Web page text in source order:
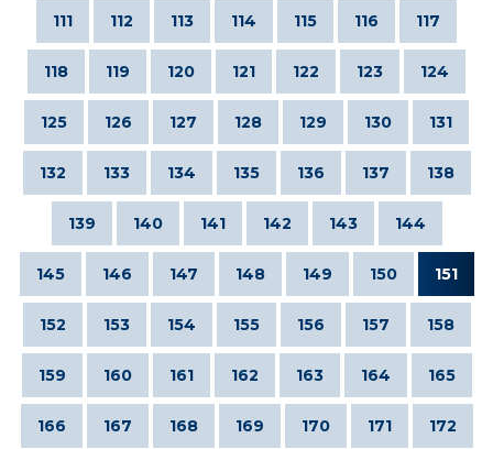
111 112 113 114 115 116 117
118 119 120 121 122 123 124
125 126 127 128 129 130 131
132 133 134 135 136 137 138
139 140 141 142 143 144
145 146 147 148 149 150 151
152 153 154 155 156 157 158
159 160 161 162 163 164 165
166 167 168 169 170 171 172